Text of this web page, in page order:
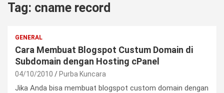
Tag: cname record
GENERAL
Cara Membuat Blogspot Custum Domain di
Subdomain dengan Hosting cPanel
04/10/2010 Purba Kuncara
Jika Anda bisa membuat blogspot custom domain dengan